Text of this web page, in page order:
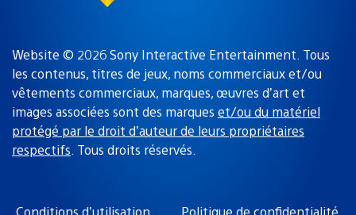
Website © 2026 Sony Interactive Entertainment. Tous
les contenus, titres de jeux, noms commerciaux et/ou
vêtements commerciaux, marques, œuvres d’art et
images associées sont des marques et/ou du matériel
protégé par le droit d’auteur de leurs propriétaires
respectifs. Tous droits réservés.
Conditions d’utilisation Politique de confidentialité